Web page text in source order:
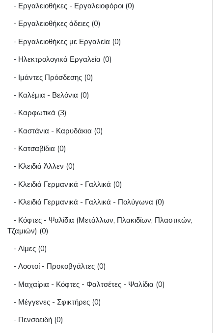
- Εργαλειοθήκες - Εργαλειοφόροι (0)
- Εργαλειοθήκες άδειες (0)
- Εργαλειοθήκες με Εργαλεία (0)
- Ηλεκτρολογικά Εργαλεία (0)
- Ιμάντες Πρόσδεσης (0)
- Καλέμια - Βελόνια (0)
- Καρφωτικά (3)
- Καστάνια - Καρυδάκια (0)
- Κατσαβίδια (0)
- Κλειδιά Άλλεν (0)
- Κλειδιά Γερμανικά - Γαλλικά (0)
- Κλειδιά Γερμανικά - Γαλλικά - Πολύγωνα (0)
- Κόφτες - Ψαλίδια (Μετάλλων, Πλακιδίων, Πλαστικών,
Τζαμιών) (0)
- Λίμες (0)
- Λοστοί - Προκοβγάλτες (0)
- Μαχαίρια - Κόφτες - Φαλτσέτες - Ψαλίδια (0)
- Μέγγενες - Σφικτήρες (0)
- Πενσοειδή (0)